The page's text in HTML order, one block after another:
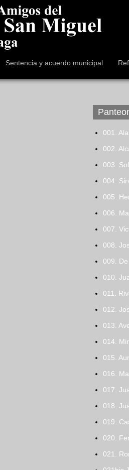
Sentencia y acuerdo municipal
001.
002.
003.
004.
005.
006.
007.
008.
009.
010.
011.
012.
013.
014.
015.
016.
017.
018.
019.
020.
021.